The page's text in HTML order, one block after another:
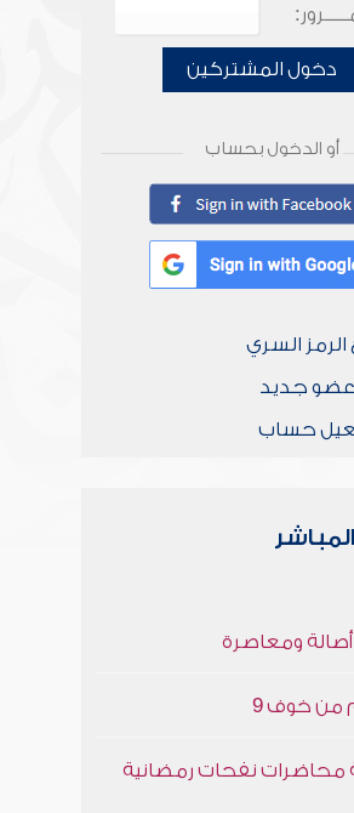
دخول المشتركين
أو الدخول بحساب
السري
جديد
حساب
أصالة ومعاصرة
من خوف 9
نفحات رمضانية